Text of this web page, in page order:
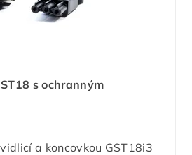
s ochranným
a koncovkou GST18i3